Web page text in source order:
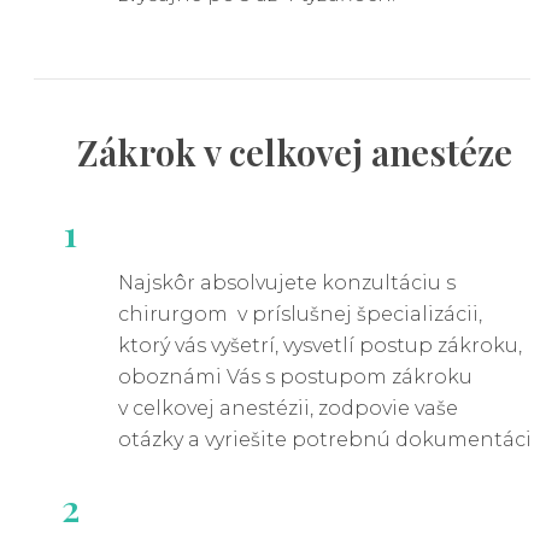
Zákrok vcelkovej anestéze
1
Najskôr absolvujete konzultáciu s
chirurgom v príslušnej špecializácii,
ktorý vás vyšetrí, vysvetlí postup zákroku,
oboznámi Vás s postupom zákroku
v celkovej anestézii, zodpovie vaše
otázky a vyriešite potrebnú
2